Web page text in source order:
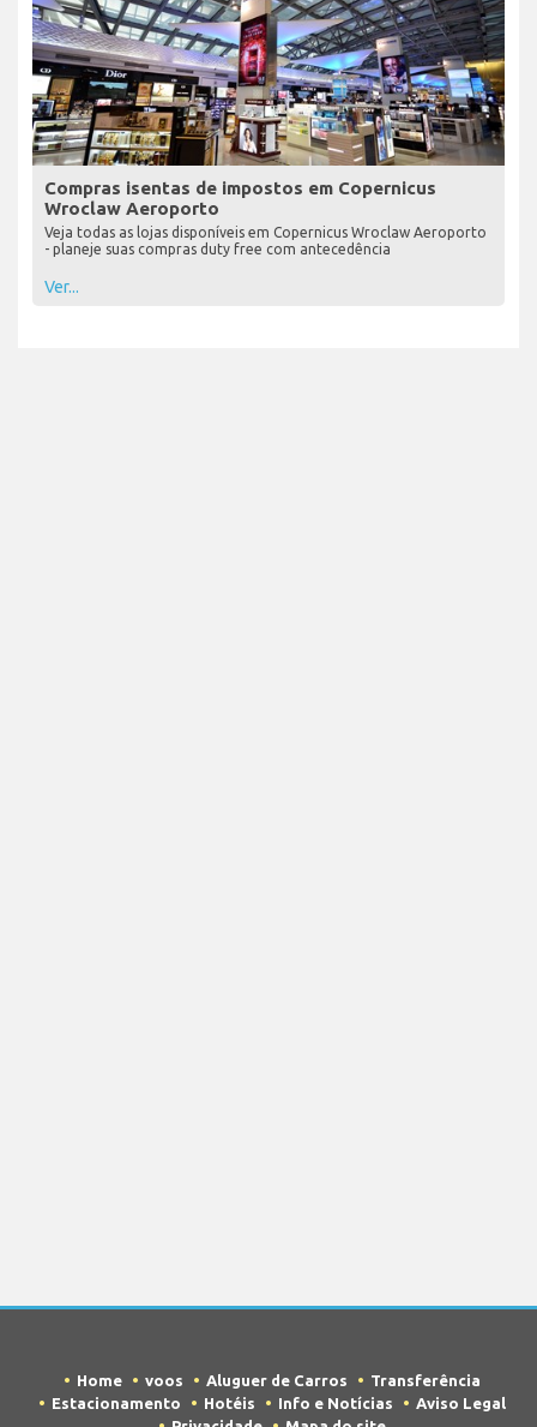
Compras isentas de impostos em Copernicus
Wroclaw Aeroporto
Veja todas as lojas disponíveis em Copernicus Wroclaw Aeroporto
- planeje suas compras duty free com antecedência
Ver...
Home voos Aluguer de Carros
Transferência
Estacionamento
Hotéis Info e Notícias
Aviso Legal